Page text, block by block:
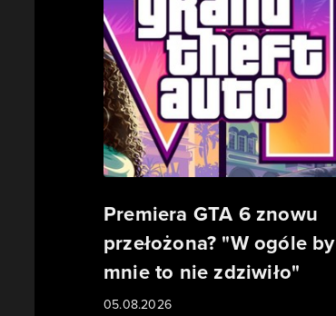
Premiera GTA 6 znowu
przełożona? "W ogóle by
mnie to nie zdziwiło"
05.08.2026